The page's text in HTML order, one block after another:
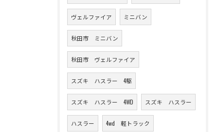
ヴェルファイア ミニバン
秋田市 ミニバン
秋田市 ヴェルファイア
スズキ ハスラー 4駆
スズキ ハスラー 4WD スズキ ハスラー
ハスラー 4wd 軽トラック